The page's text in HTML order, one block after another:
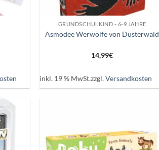
GRUNDSCHULKIND - 6-9 JAHRE
Asmodee Werwölfe von Düsterwald
14,99€
inkl. 19 % MwSt.zzgl.Versandkosten
die
Wunschliste